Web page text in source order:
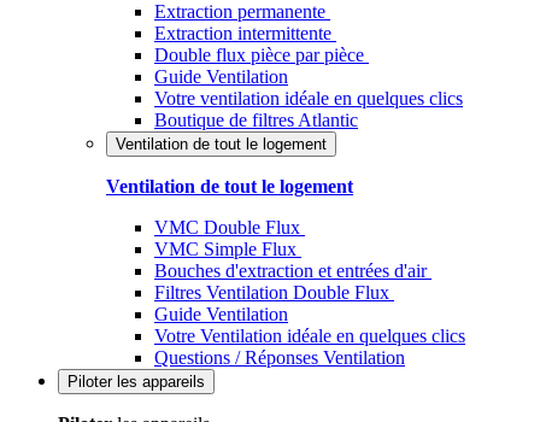
Extraction permanente
Extraction intermittente
Double flux pièce par pièce
Guide Ventilation
Votre ventilation idéale en quelques clics
Boutique de filtres Atlantic
Ventilation de tout le logement
Ventilation de tout le logement
VMC Double Flux
VMC Simple Flux
Bouches d'extraction et entrées d'air
Filtres Ventilation Double Flux
Guide Ventilation
Votre Ventilation idéale en quelques clics
Questions / Réponses Ventilation
Piloter les appareils